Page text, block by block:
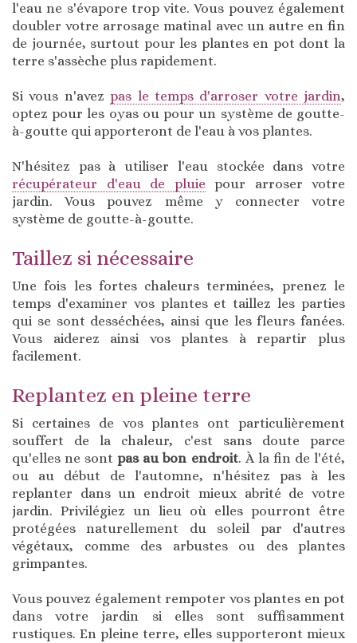
l'eau ne s'évapore trop vite. Vous pouvez également
doubler votre arrosage matinal avec un autre en fin
de journée, surtout pour les plantes en pot dont la
terre s'assèche plus rapidement.
Si vous n'avezpas le temps d'arroser votre jardin,
optez pour les oyas ou pour un système de goutte-
à-goutte qui apporteront de l'eau à vos plantes.
N'hésitez pas à utiliser l'eau stockée dans votre
récupérateur d'eau de pluie pour arroser votre
jardin. Vous pouvez même y connecter votre
système de goutte-à-goutte.
Taillez si nécessaire
Une fois les fortes chaleurs terminées, prenez le
temps d'examiner vos plantes et taillez les parties
qui se sont desséchées, ainsi que les fleurs fanées.
Vous aiderez ainsi vos plantes à repartir plus
facilement.
Replantez en pleine terre
Si certaines de vos plantes ont particulièrement
souffert de la chaleur, c'est sans doute parce
qu'elles ne sontpas au bon endroit. À la fin de l'été,
ou au début de l'automne, n'hésitez pas à les
replanter dans un endroit mieux abrité de votre
jardin. Privilégiez un lieu où elles pourront être
protégées naturellement du soleil par d'autres
végétaux, comme des arbustes ou des plantes
grimpantes.
Vous pouvez également rempoter vos plantes en pot
dans votre jardin si elles sont suffisamment
rustiques. En pleine terre, elles supporteront mieux